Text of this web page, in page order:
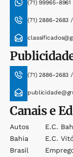
(71) 99965-8961
(71) 2886-2683
(71) 2886-2683
Canais e
Autos
Bahia
Brasil
E.c.
E.c.